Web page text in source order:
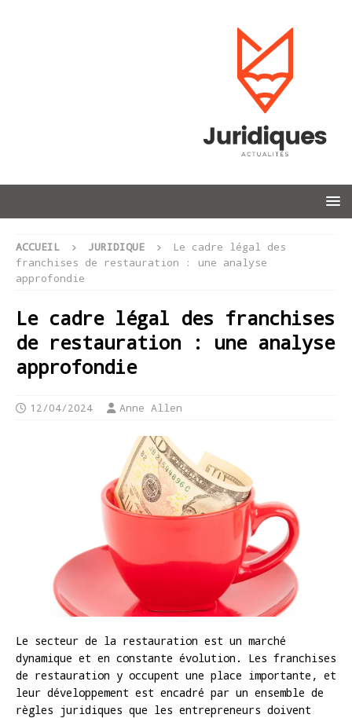
ACCUEIL JURIDIQUE
Le cadre légal des
franchises de restauration : une analyse
approfondie
Le cadre légal des franchises
de restauration : une analyse
approfondie
12/04/2024 Anne Allen
Le secteur de la restauration est un marché
dynamique et en constante évolution. Les franchises
de restauration y occupent une place importante, et
leur développement est encadré par un ensemble de
règles juridiques que les entrepreneurs doivent